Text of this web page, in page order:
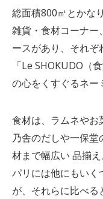
総面積800㎡とかな
雑貨・食材コーナー
ースがあり、それぞ
「Le SHOKUDO（
の心をくすぐるネー
食材は、ラムネやお
乃舎のだしや一保
材まで幅広い 品揃え
パリには他にもいく
が、それらに比べ